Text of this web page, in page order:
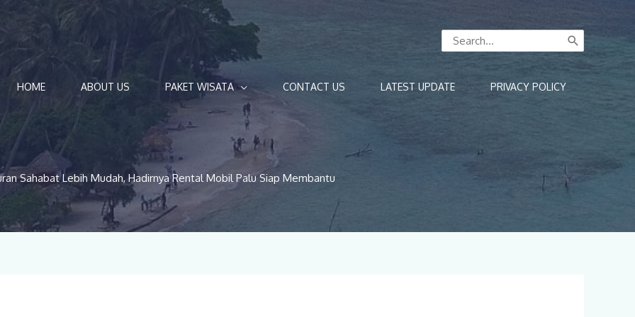
Search
for:
HOME ABOUT US PAKET WISATA CONTACT US LATEST UPDATE PRIVACY POLICY
Sahabat Lebih Mudah, Hadirnya Rental Mobil Palu Siap Membantu